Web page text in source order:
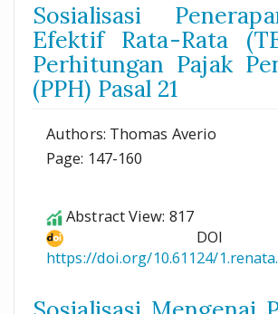
Sosialisasi
Efektif Rata-Rata
Perhitungan Pajak
(PPH) Pasal 21
Authors: Thomas Averio
Page: 147-160
Abstract View: 817
https://doi.org/10.61124/